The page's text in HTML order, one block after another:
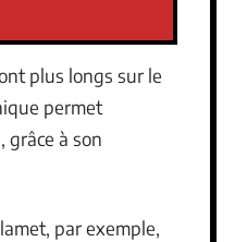
plus longs sur le
permet
grâce à son
par exemple,